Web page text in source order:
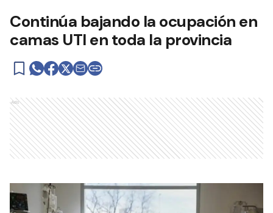
Continúa bajando la ocupación en
camas UTI en toda la provincia
Ads